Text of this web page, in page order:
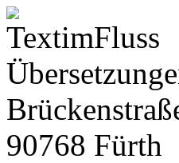
90768 Fürth